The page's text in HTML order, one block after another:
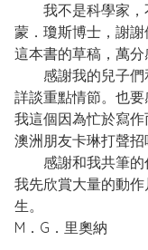
我不是科學家，
蒙．瓊斯博士，謝
這本書的草稿，萬分
感謝我的兒子們
詳談重點情節。也
我這個因為忙於寫
澳洲朋友卡琳打聲招
感謝和我共筆的
我先欣賞大量的動
生。
M．G．里奧納